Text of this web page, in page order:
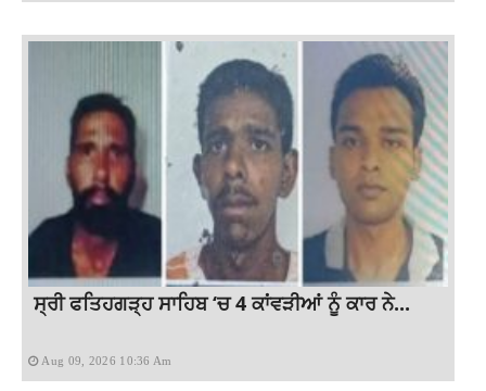
ਸ੍ਰੀ ਫਤਿਹਗੜ੍ਹ ਸਾਹਿਬ ‘ਚ 4 ਕਾਂਵੜੀਆਂ ਨੂੰ ਕਾਰ ਨੇ...
Aug 09, 2026 10:36 Am